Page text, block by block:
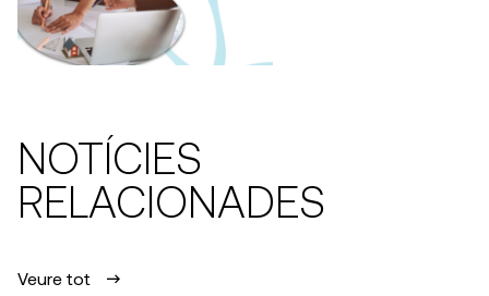
NOTÍCIES
RELACIONADES
Veure tot